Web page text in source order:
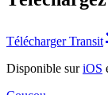
Télécharger Transit
Disponible suriOS